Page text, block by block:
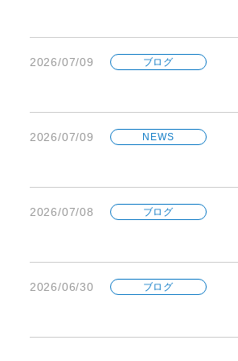
2026/07/09 ブログ
2026/07/09 NEWS
2026/07/08 ブログ
2026/06/30 ブログ